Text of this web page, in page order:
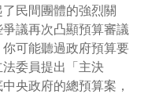
民間團體的強烈關
議再次凸顯預算審議
可能聽過政府預算要
委員提出「主決
央政府的總預算案，